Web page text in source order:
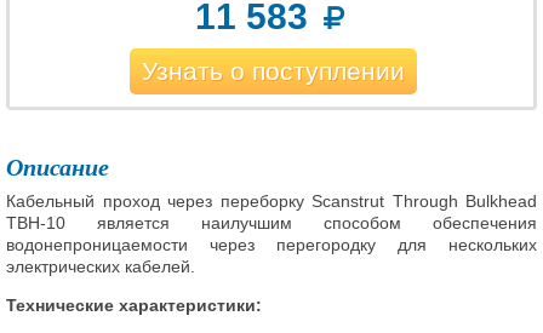
11 583
Узнать о поступлении
Описание
Кабельный проход через переборку Scanstrut Through Bulkhead
TBH-10 является наилучшим способом обеспечения
водонепроницаемости через перегородку для нескольких
электрических кабелей.
Технические характеристики: